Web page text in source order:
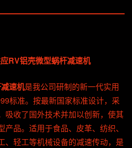
RV铝壳微型蜗杆减速机
速机是我公司研制的新一代实用
标准。按最新国家标准设计，采
吸收了国外技术并加以创新，使其
品。适用于食品、皮革、纺织、
、轻工等机械设备的减速传动，是